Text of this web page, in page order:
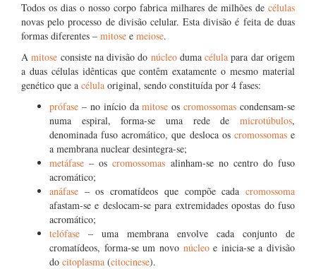
Todos os dias o nosso corpo fabrica milhares de milhões de células
novas pelo processo de divisão celular. Esta divisão é feita de duas
formas diferentes – mitose e meiose.
Amitose consiste na divisão do núcleodumacélula para dar origem
a duas células idênticas que contêm exatamente o mesmo material
genético que a célula original, sendo constituída por 4 fases:
prófase – no início damitose oscromossomas condensam-se
numa espiral, forma-se uma rede de microtúbulos,
denominada fuso acromático, que desloca os cromossomase
a membrana nuclear desintegra-se;
metáfase – oscromossomas alinham-se no centro do fuso
acromático;
anáfase – os cromatídeos que compõe cada cromossoma
afastam-se e deslocam-se para extremidades opostas do fuso
acromático;
telófase – uma membrana envolve cada conjunto de
cromatídeos, forma-se um novo núcleoe inicia-se a divisão
do citoplasma (citocinese).